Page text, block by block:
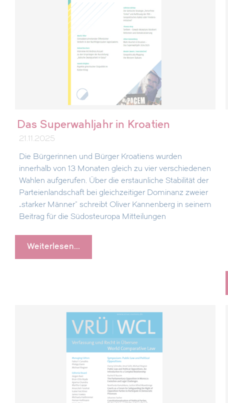
Das Superwahljahr in Kroatien
21.11.2025
Die Bürgerinnen und Bürger Kroatiens wurden
innerhalb von 13 Monaten gleich zu vier verschiedenen
Wahlen aufgerufen. Über die erstaunliche Stabilität der
Parteienlandschaft bei gleichzeitiger Dominanz zweier
„starker Männer“ schreibt Oliver Kannenberg in seinem
Beitrag für die Südosteuropa Mitteilungen
Weiterlesen...